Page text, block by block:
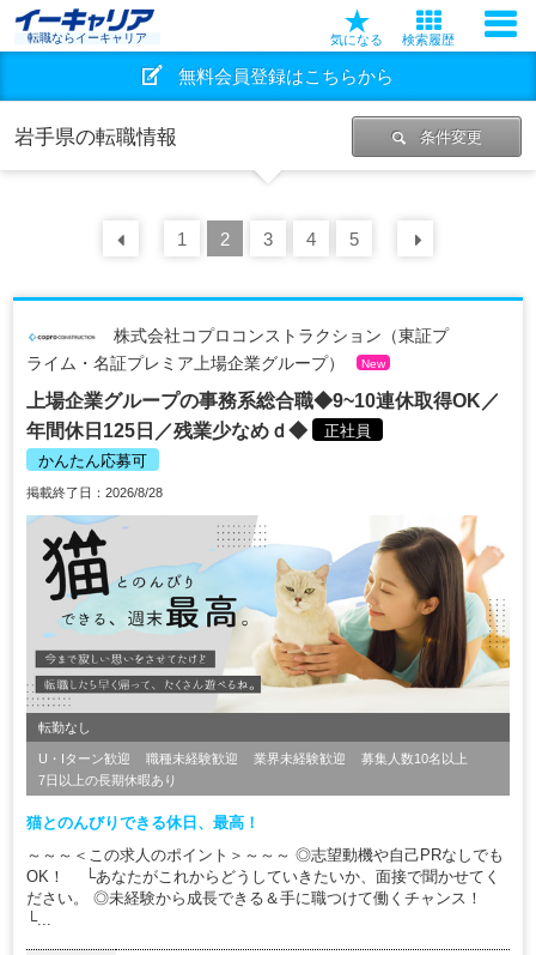
転職ならイーキャリア 気になる 検索履歴
無料会員登録はこちらから
岩手県の転職情報 条件変更
前の 30
1 2 3 4 5
株式会社コプロコンストラクション（東証プ
ライム・名証プレミア上場企業グループ）
New
上場企業グループの事務系総合職◆9~10連休取得OK／
年間休日125日／残業少なめｄ◆
正社員
かんたん応募可
掲載終了日：2026/8/28
転勤なし
U・Iターン歓迎 職種未経験歓迎 業界未経験歓迎
募集人数10名以上
7日以上の長期休暇あり
猫とのんびりできる休日、最高！
～～～＜この求人のポイント＞～～～ ◎志望動機や自己PRなしでも
OK！ └あなたがこれからどうしていきたいか、面接で聞かせてく
ださい。 ◎未経験から成長できる＆手に職つけて働くチャンス！
└...